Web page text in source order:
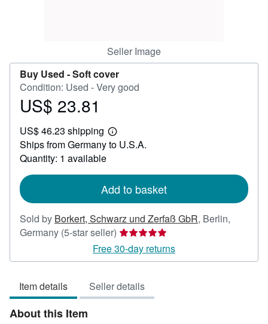
Seller Image
Buy Used -Soft cover
Condition: Used - Very good
Price
23.81
US$ 23.81
US$ 46.23 shipping
Learn
more
Ships from Germany to U.S.A.
Quantity: 1 available
Add to basket
Sold by Borkert, Schwarz und Zerfaß GbR, Berlin,
Germany (5-star seller) Seller
rating
5
of
5
Free 30-day returns
Item details Seller details
About this Item